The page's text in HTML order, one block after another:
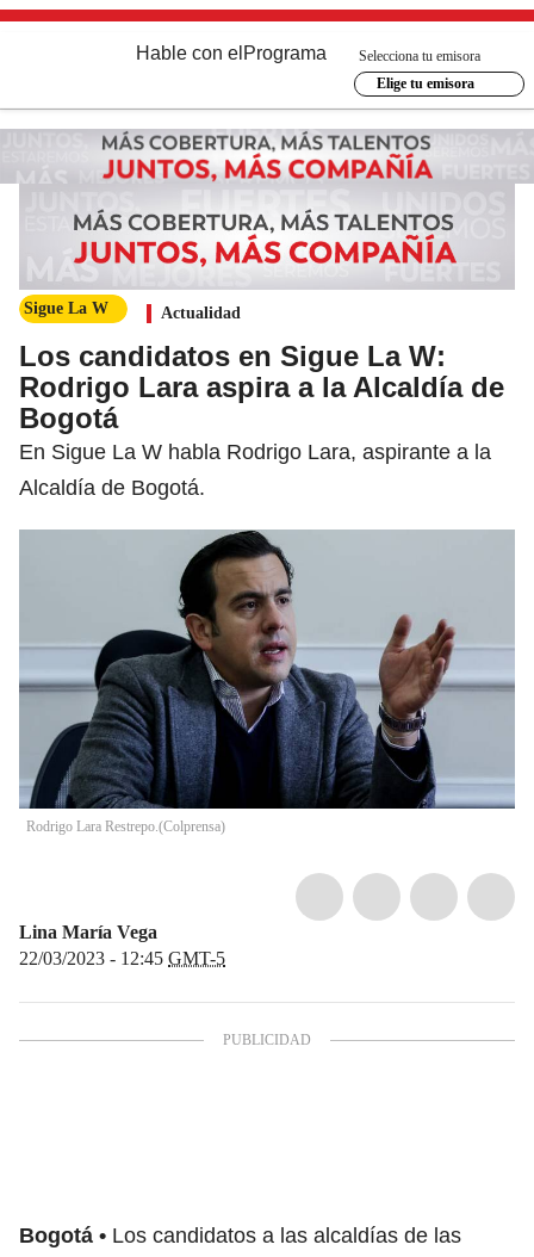
Hable con el Programa
Selecciona tu emisora
Elige tu emisora
Sigue La W Actualidad
Los candidatos en Sigue La W:
Rodrigo Lara aspira a la Alcaldía de
Bogotá
En Sigue La W habla Rodrigo Lara, aspirante a la
Alcaldía de Bogotá.
Rodrigo Lara Restrepo.(Colprensa)
Lina María Vega
22/03/2023 - 12:45 GMT-5
Bogotá
Los candidatos a las alcaldías de las